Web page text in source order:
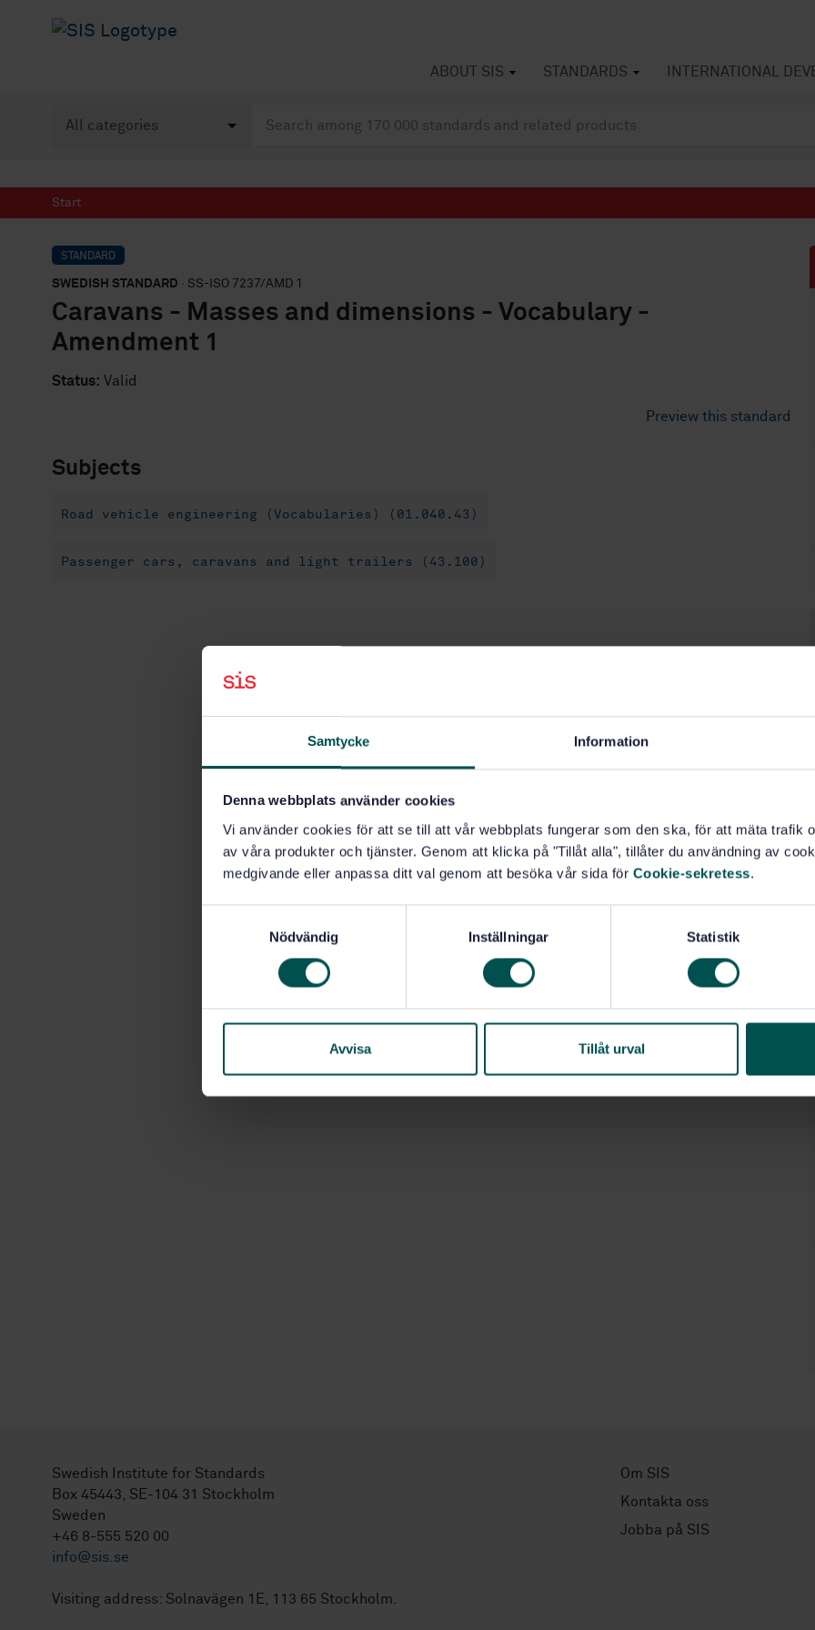
Samtycke Information
Denna webbplats använder cookies
Vi använder cookies för att se till att vår webbplats fungerar som den ska, för att mäta trafik
av våra produkter och tjänster. Genom att klicka på "Tillåt alla", tillåter du användning av
medgivande eller anpassa ditt val genom att besöka vår sida för Cookie-sekretess.
s
Nödvändig Inställningar Statistik
Avvisa Tillåt urval
ABOUT SIS STANDARDS INTERNATIONAL
Start
STANDARD
SWEDISH STANDARD · SS-ISO 7237/AMD 1
Caravans - Masses and dimensions - Vocabulary -
Amendment 1
Status: Valid
Preview this standard
Subjects
Road vehicle engineering (Vocabularies) (01.040.43)
Passenger cars, caravans and light trailers (43.100)
Swedish Institute for Standards
Box 45443, SE-104 31 Stockholm
Sweden
+46 8-555 520 00
info@sis.se
Visiting address: Solnavägen 1E, 113 65 Stockholm.
Om SIS
Kontakta oss
Jobba på SIS